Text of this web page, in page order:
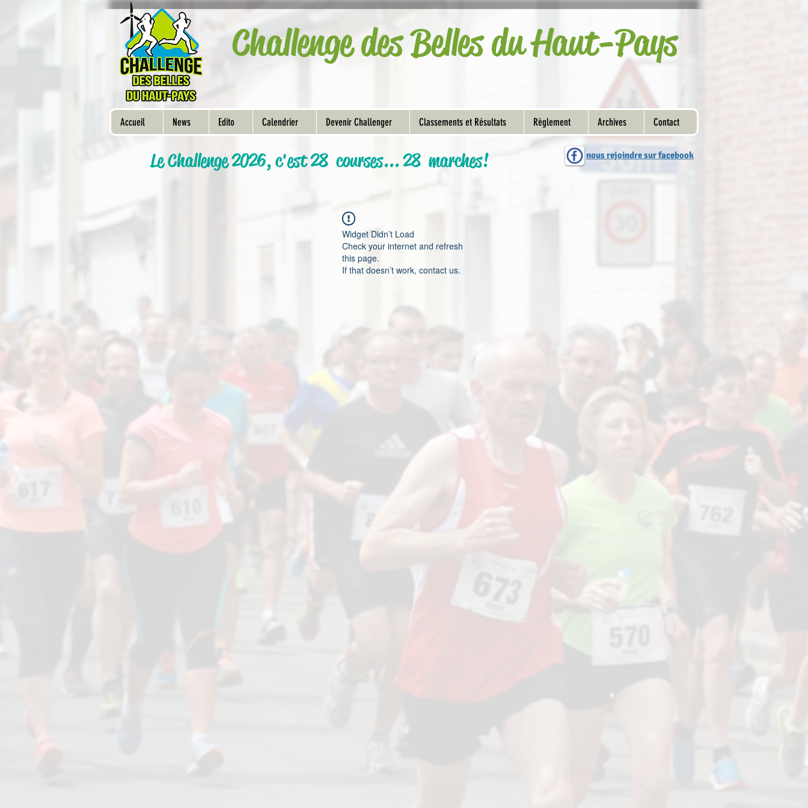
Challenge des Belles du Haut-Pays
Accueil News Edito Calendrier Devenir Challenger Classements et Résultats Règlement Archives Contact
Le Challenge 2026, c'est 28 courses... 28 marches! nous rejoindre sur facebook
Widget Didn’t Load
Check your internet and refresh
this page.
If that doesn’t work, contact us.